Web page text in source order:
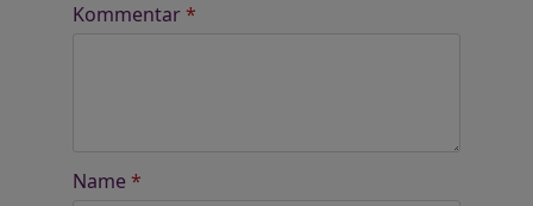
Kommentar*
Name *